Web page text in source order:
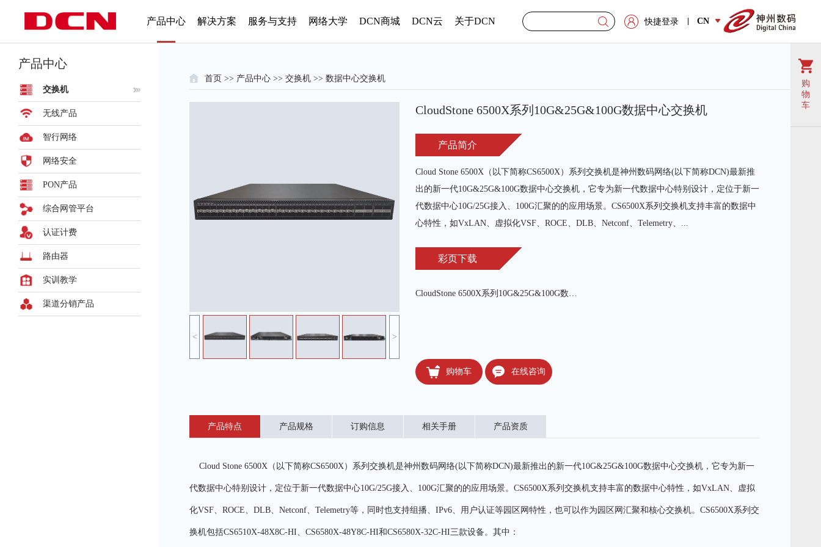
快捷登录 CN
产品中心 解决方案 服务与支持 网络大学 DCN商城 DCN云 关于DCN
产品中心
交换机
无线产品
智行网络
网络安全
PON产品
综合网管平台
认证计费
路由器
实训教学
渠道分销产品
首页 >> 产品中心 >> 交换机 >> 数据中心交换机
< >
CloudStone 6500X系列10G&25G&100G数据中心交换机
产品简介
Cloud Stone 6500X（以下简称CS6500X）系列交换机是神州数码网络(以下简称DCN)最新推
出的新一代10G&25G&100G数据中心交换机，它专为新一代数据中心特别设计，定位于新一
代数据中心10G/25G接入、100G汇聚的的应用场景。CS6500X系列交换机支持丰富的数据中
心特性，如VxLAN、虚拟化VSF、ROCE、DLB、Netconf、Telemetry、...
彩页下载
CloudStone 6500X系列10G&25G&100G数据中心交换机
购物车 在线咨询
产品特点 产品规格 订购信息 相关手册 产品资质
Cloud Stone 6500X（以下简称CS6500X）系列交换机是神州数码网络(以下简称DCN)最新推出的新一代10G&25G&100G数据中心交换机，它专为新一
代数据中心特别设计，定位于新一代数据中心10G/25G接入、100G汇聚的的应用场景。CS6500X系列交换机支持丰富的数据中心特性，如VxLAN、虚拟
化VSF、ROCE、DLB、Netconf、Telemetry等，同时也支持组播、IPv6、用户认证等园区网特性，也可以作为园区网汇聚和核心交换机。CS6500X系列交
换机包括CS6510X-48X8C-HI、CS6580X-48Y8C-HI和CS6580X-32C-HI三款设备。其中：
购
物
车